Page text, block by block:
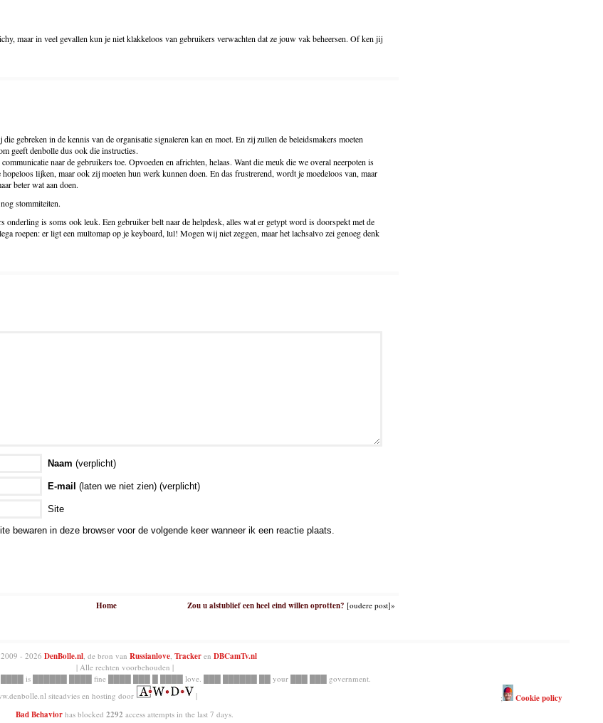
maar in veel gevallen kun je niet klakkeloos van gebruikers verwachten dat ze jouw vak beheersen. Of ken jij
gebreken in de kennis van de organisatie signaleren kan en moet. En zij zullen de beleidsmakers moeten
geeft denbolle dus ook die instructies.
naar de gebruikers toe. Opvoeden en africhten, helaas. Want die meuk die we overal neerpoten is
lijken, maar ook zij moeten hun werk kunnen doen. En das frustrerend, wordt je moedeloos van, maar
beter wat aan doen.
stommiteiten.
onderling is soms ook leuk. Een gebruiker belt naar de helpdesk, alles wat er getypt word is doorspekt met de
roepen: er ligt een multomap op je keyboard, lul! Mogen wij niet zeggen, maar het lachsalvo zei genoeg denk
Naam (verplicht)
E-mail (laten we niet zien) (verplicht)
Site
bewaren in deze browser voor de volgende keer wanneer ik een reactie plaats.
Home Zou u alstublief een heel eind willen oprotten? [oudere post]»
- 2026 DenBolle.nl, de bron van Russianlove, Trackeren DBCamTv.nl
| Alle rechten voorbehouden |
████ is ██████ ████ fine ████ ███ █ ████ love. ███ ██████ ██ your ███ ███ government.
siteadvies en hosting door
| ;
Cookie policy
Bad Behavior has blocked 2292 access attempts in the last 7 days.